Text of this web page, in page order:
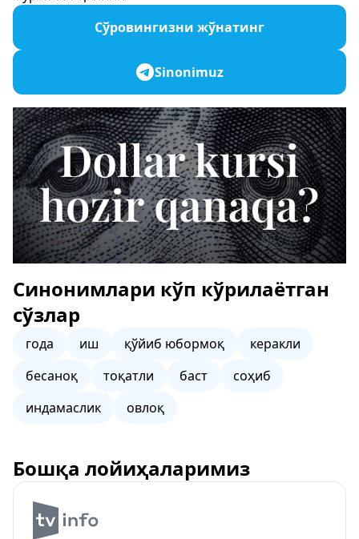
Сўровингизни жўнатинг
Sinonimuz
Синонимлари кўп кўрилаётган
сўзлар
года иш қўйиб юбормоқ
керакли
бесаноқ
тоқатли баст
соҳиб
индамаслик
овлоқ
Бошқа лойиҳаларимиз